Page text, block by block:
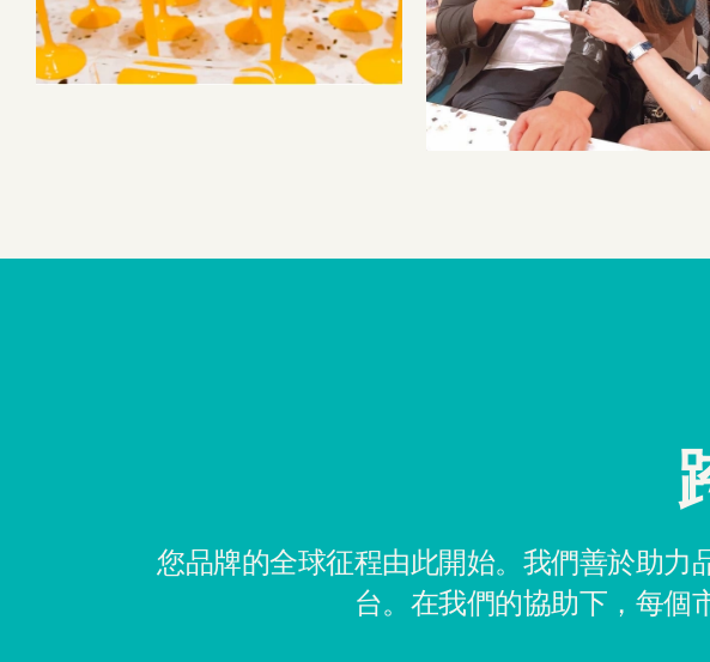
您品牌的全球征程由此開始。我們善於助
台。在我們的協助下，每個